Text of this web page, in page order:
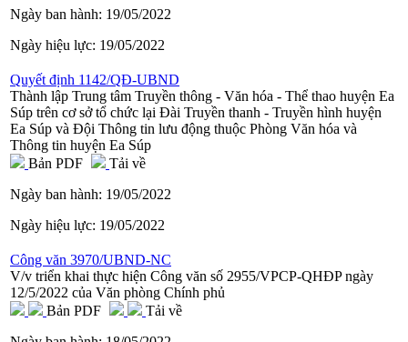
Ngày ban hành: 19/05/2022
Ngày hiệu lực: 19/05/2022
Quyết định 1142/QĐ-UBND
Thành lập Trung tâm Truyền thông - Văn hóa - Thể thao huyện Ea
Súp trên cơ sở tổ chức lại Đài Truyền thanh - Truyền hình huyện
Ea Súp và Đội Thông tin lưu động thuộc Phòng Văn hóa và
Thông tin huyện Ea Súp
Bản PDF
Tải về
Ngày ban hành: 19/05/2022
Ngày hiệu lực: 19/05/2022
Công văn 3970/UBND-NC
V/v triển khai thực hiện Công văn số 2955/VPCP-QHĐP ngày
12/5/2022 của Văn phòng Chính phủ
Bản PDF
Tải về